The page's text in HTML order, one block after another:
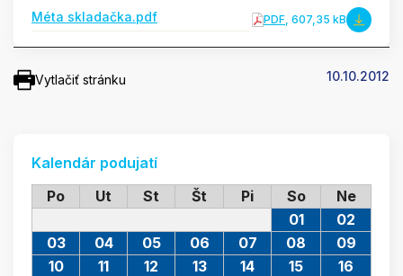
Méta skladačka.pdf PDF, 607,35 kB
Vytlačiť stránku 10.10.2012
Kalendár podujatí
Po
Ut St Št Pi So Ne
01
02
03
04 05 06 07 08
09
10
11 12 13 14 15
16